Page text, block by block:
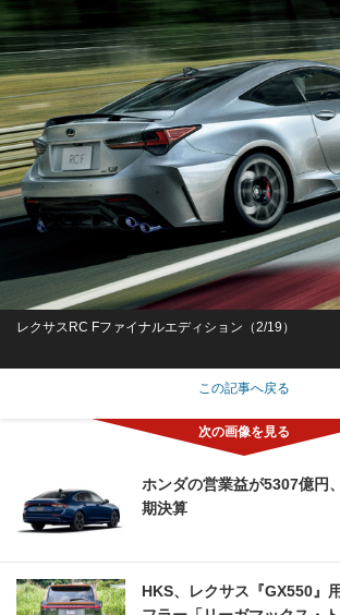
レクサスRC Fファイナルエディション（2/19）
この記事へ戻る
ホンダの営業益が5307億円
期決算
HKS、レクサス『GX550』